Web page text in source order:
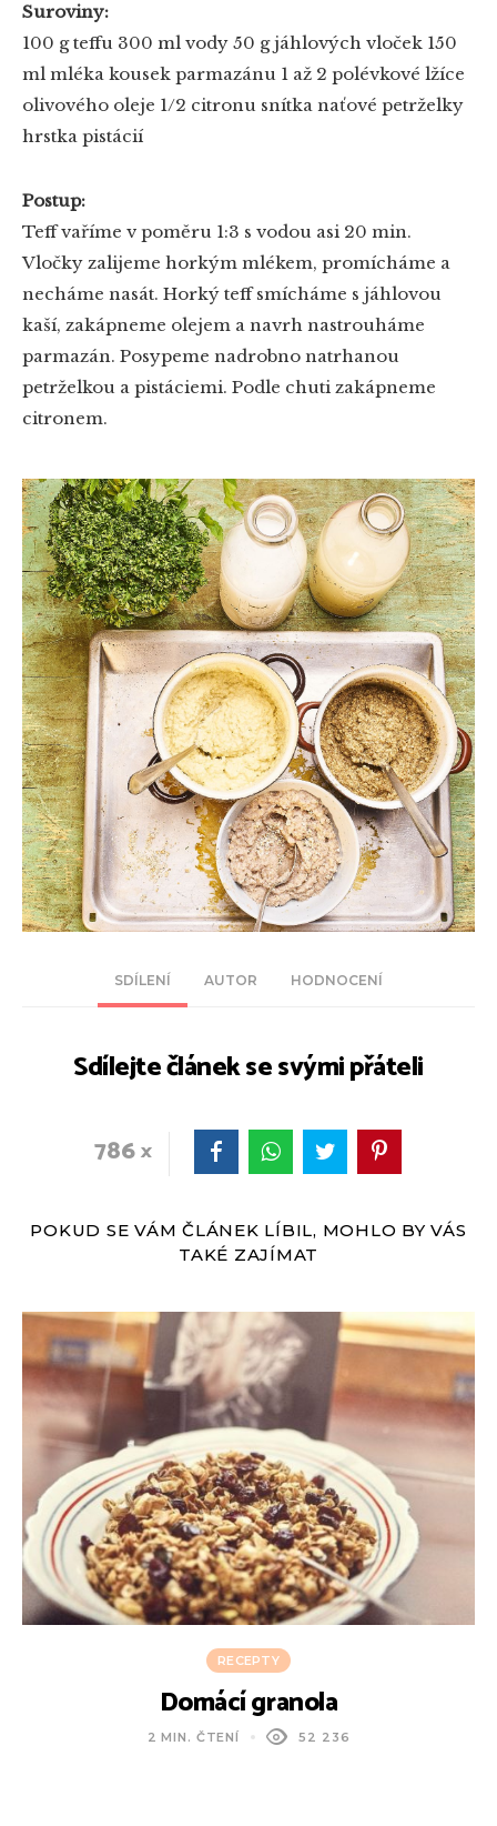
SDÍLENÍ AUTOR HODNOCENÍ
Sdílejte článek se svými přáteli
786
Suroviny:
100 g teffu 300 ml vody 50 g jáhlových vloček 150
ml mléka kousek parmazánu 1 až 2 polévkové lžíce
olivového oleje 1/2 citronu snítka naťové petrželky
hrstka pistácií
Postup:
Teff vaříme v poměru 1:3 s vodou asi 20 min.
Vločky zalijeme horkým mlékem, promícháme a
necháme nasát. Horký teff smícháme s jáhlovou
kaší, zakápneme olejem a navrh nastrouháme
parmazán. Posypeme nadrobno natrhanou
petrželkou a pistáciemi. Podle chuti zakápneme
citronem.
POKUD SE VÁM ČLÁNEK LÍBIL, MOHLO BY VÁS
TAKÉ ZAJÍMAT
RECEPTY
Domácí granola
2 MIN. ČTENÍ 52 236